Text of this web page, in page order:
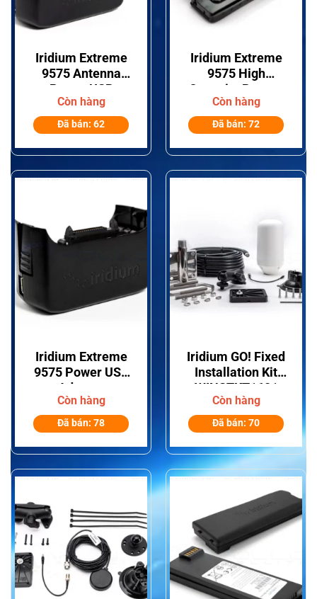
Iridium Extreme
9575 Antenna
Power USB
Adapter
Còn hàng
Đã bán: 62
Iridium Extreme
9575 High
Capacity Battery
Còn hàng
Đã bán: 72
Iridium Extreme
9575 Power USB
Adapter
H3APU1501
Còn hàng
Đã bán: 78
Iridium GO! Fixed
Installation Kit
WINSTKT1601
Còn hàng
Đã bán: 70